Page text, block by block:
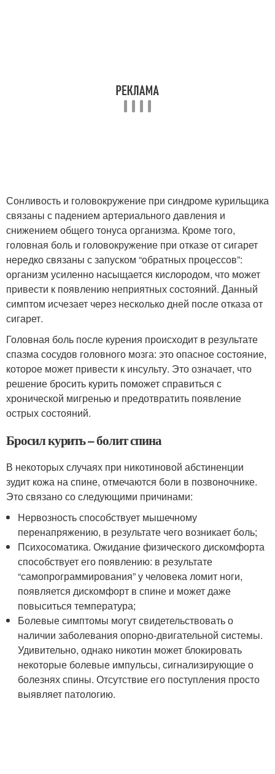
Сонливость и головокружение при синдроме курильщика
связаны с падением артериального давления и
снижением общего тонуса организма. Кроме того,
головная боль и головокружение при отказе от сигарет
нередко связаны с запуском “обратных процессов”:
организм усиленно насыщается кислородом, что может
привести к появлению неприятных состояний. Данный
симптом исчезает через несколько дней после отказа от
сигарет.
Головная боль после курения происходит в результате
спазма сосудов головного мозга: это опасное состояние,
которое может привести к инсульту. Это означает, что
решение бросить курить поможет справиться с
хронической мигренью и предотвратить появление
острых состояний.
Бросил курить – болит спина
В некоторых случаях при никотиновой абстиненции
зудит кожа на спине, отмечаются боли в позвоночнике.
Это связано со следующими причинами:
Нервозность способствует мышечному
перенапряжению, в результате чего возникает боль;
Психосоматика. Ожидание физического дискомфорта
способствует его появлению: в результате
“самопрограммирования” у человека ломит ноги,
появляется дискомфорт в спине и может даже
повыситься температура;
Болевые симптомы могут свидетельствовать о
наличии заболевания опорно-двигательной системы.
Удивительно, однако никотин может блокировать
некоторые болевые импульсы, сигнализирующие о
болезнях спины. Отсутствие его поступления просто
выявляет патологию.